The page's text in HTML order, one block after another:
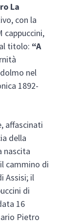
La
con la
cappuccini,
titolo: “A
nel
1892-
affascinati
della
nascita
cammino di
Assisi; il
di
16
Pietro